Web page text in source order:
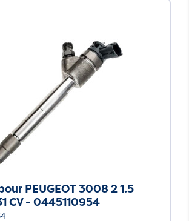
PEUGEOT 3008 2 1.5
CV - 0445110954